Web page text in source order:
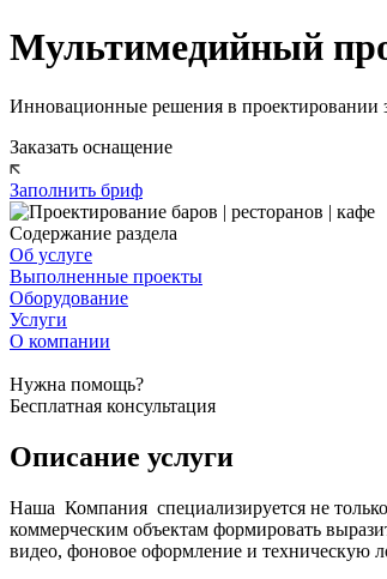
Мультимедийный
Инновационные решения в проектировании
Заказать оснащение
Заполнить бриф
Содержание раздела
Об услуге
Выполненные проекты
Оборудование
Услуги
О компании
Нужна помощь?
Бесплатная консультация
Описание услуги
Наша Компания специализируется не
коммерческим объектам формировать
видео, фоновое оформление и техническую